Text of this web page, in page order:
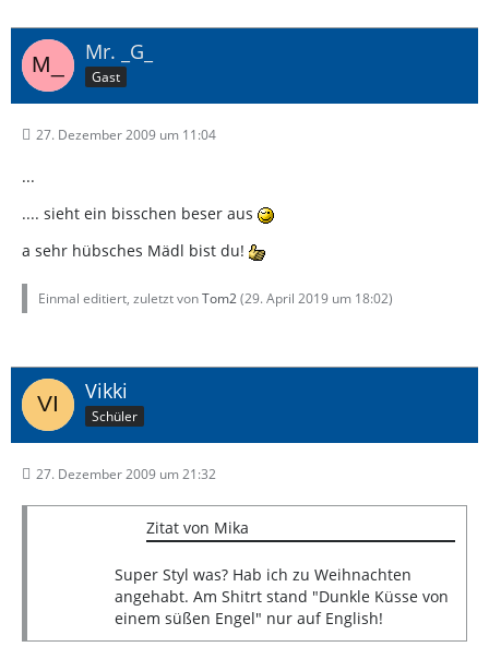
Mr. _G_
Gast
27. Dezember 2009 um 11:04
...
.... sieht ein bisschen beser aus
a sehr hübsches Mädl bist du!
Einmal editiert, zuletzt vonTom2(29. April 2019 um 18:02)
Vikki
Schüler
27. Dezember 2009 um 21:32
Zitat von Mika
Super Styl was? Hab ich zu Weihnachten
angehabt. Am Shitrt stand "Dunkle Küsse von
einem süßen Engel" nur auf English!